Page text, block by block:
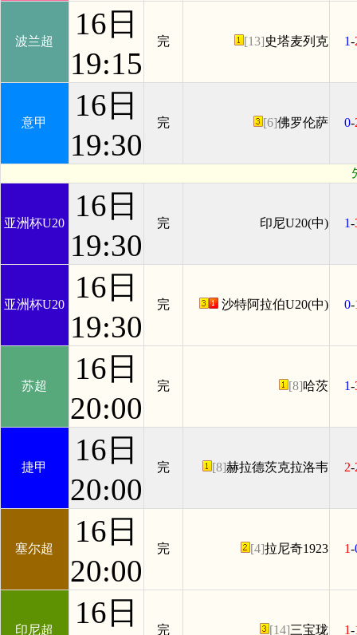
波兰超
16日
19:15
完 [13]史塔麦列克 1-
意甲
16日
19:30
完 [6]佛罗伦萨 0-
亚洲杯U20
16日
19:30
完 印尼U20(中) 1-
亚洲杯U20
16日
19:30
完 沙特阿拉伯U20(中) 0-
苏超
16日
20:00
完 [8]哈茨 1-
捷甲
16日
20:00
完 [8]赫拉德茨克拉洛韦 2-
塞尔超
16日
20:00
完 [4]拉尼奇1923 1-
印尼超
16日
完 [14]三宝珑 1-